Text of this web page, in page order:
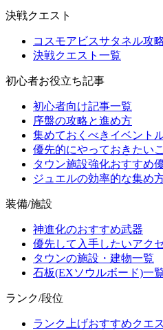
決戦クエスト
コスモアビスサタネル攻
決戦クエスト一覧
初心者お役立ち記事
初心者向け記事一覧
序盤の攻略と進め方
集めておくべきイベント
優先的にやっておきたい
タウン施設強化おすすめ
ジュエルの効率的な集め
装備/施設
神進化のおすすめ武器
優先して入手したいアク
タウンの施設・建物一覧
石板(EXソウルボード)一
ランク/段位
ランク上げおすすめクエ